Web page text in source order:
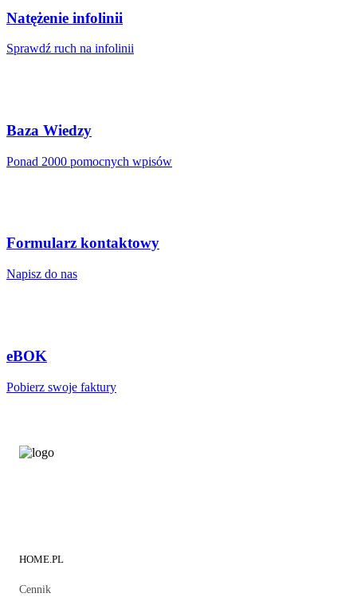
Natężenie infolinii
Sprawdź ruch na infolinii
Baza Wiedzy
Ponad 2000 pomocnych wpisów
Formularz kontaktowy
Napisz do nas
eBOK
Pobierz swoje faktury
HOME.PL
Cennik